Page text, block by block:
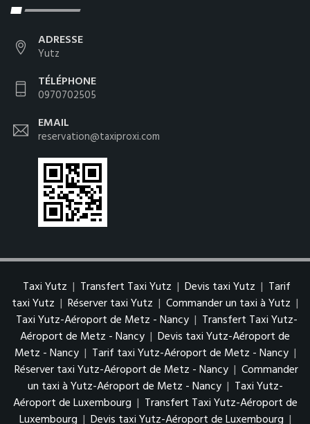
ADRESSE
Yutz
TÉLÉPHONE
0970702505
EMAIL
reservation@taxiproxi.com
Taxi Yutz | Transfert Taxi Yutz | Devis taxi Yutz | Tarif
taxi Yutz | Réserver taxi Yutz | Commander un taxi à Yutz |
Taxi Yutz-Aéroport de Metz - Nancy | Transfert Taxi Yutz-
Aéroport de Metz - Nancy | Devis taxi Yutz-Aéroport de
Metz - Nancy | Tarif taxi Yutz-Aéroport de Metz - Nancy |
Réserver taxi Yutz-Aéroport de Metz - Nancy | Commander
un taxi à Yutz-Aéroport de Metz - Nancy | Taxi Yutz-
Aéroport de Luxembourg | Transfert Taxi Yutz-Aéroport de
Luxembourg | Devis taxi Yutz-Aéroport de Luxembourg |